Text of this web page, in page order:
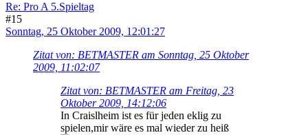
Re: Pro A 5.Spieltag
#15
Sonntag, 25 Oktober 2009, 12:01:27
Zitat von: BETMASTER am Sonntag, 25 Oktober
2009, 11:02:07
Zitat von: BETMASTER am Freitag, 23
Oktober 2009, 14:12:06
In Craislheim ist es für jeden eklig zu
spielen,mir wäre es mal wieder zu heiß